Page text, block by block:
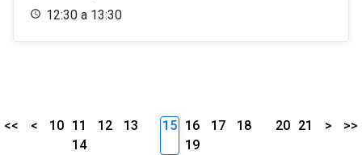
12:30 a 13:30
<< < 10 11 12
13
14
15 16 17
18
19
20 21 > >>